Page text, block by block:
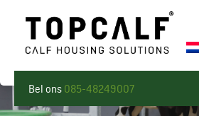
Bel ons 085-48249007